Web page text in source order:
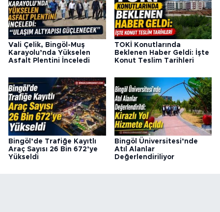
Vali Çelik, Bingöl-Muş
Karayolu’nda Yükselen
Asfalt Plentini İnceledi
TOKİ Konutlarında
Beklenen Haber Geldi: İşte
Konut Teslim Tarihleri
Bingöl’de Trafiğe Kayıtlı
Araç Sayısı 26 Bin 672’ye
Yükseldi
Bingöl Üniversitesi’nde
Atıl Alanlar
Değerlendiriliyor